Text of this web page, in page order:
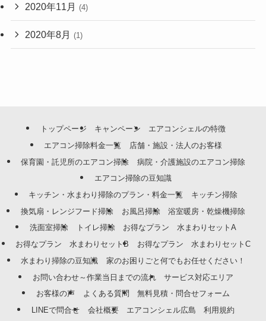
2020年11月 (4)
2020年8月 (1)
トップページ キャンペーン
エアコンシェルの特徴
エアコン掃除料金一覧
店舗・施設・法人のお客様
保育園・託児所のエアコン掃除
病院・介護施設のエアコン掃除
エアコン掃除の豆知識
キッチン・水まわり掃除のプラン・料金一覧
キッチン掃除
換気扇・レンジフード掃除
お風呂掃除
浴室暖房・乾燥機掃除
洗面室掃除
トイレ掃除
お得なプラン 水まわりセットA
お得なプラン 水まわりセットB
お得なプラン 水まわりセットC
水まわり掃除の豆知識
家のお困りごと何でもお任せください！
お問い合わせ～作業当日までの流れ
サービス対応エリア
お客様の声
よくある質問
無料見積・問合せフォーム
LINEで問合せ
会社概要 エアコンシェル広島 利用規約